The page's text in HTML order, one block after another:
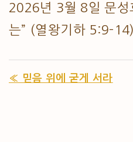
2026년 3월 8일 문성
는” (열왕기하 5:9-14)
« 믿음 위에 굳게 서라